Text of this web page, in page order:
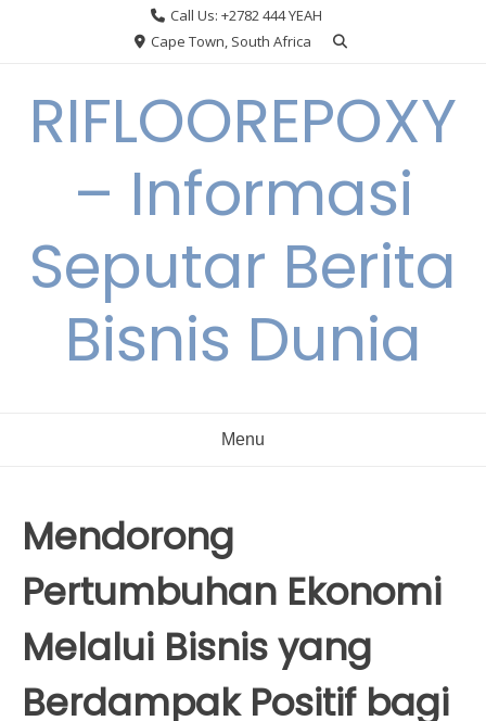
Call Us: +2782 444 YEAH
Cape Town, South Africa
RIFLOOREPOXY
– Informasi
Seputar Berita
Bisnis Dunia
Menu
Mendorong
Pertumbuhan Ekonomi
Melalui Bisnis yang
Berdampak Positif bagi